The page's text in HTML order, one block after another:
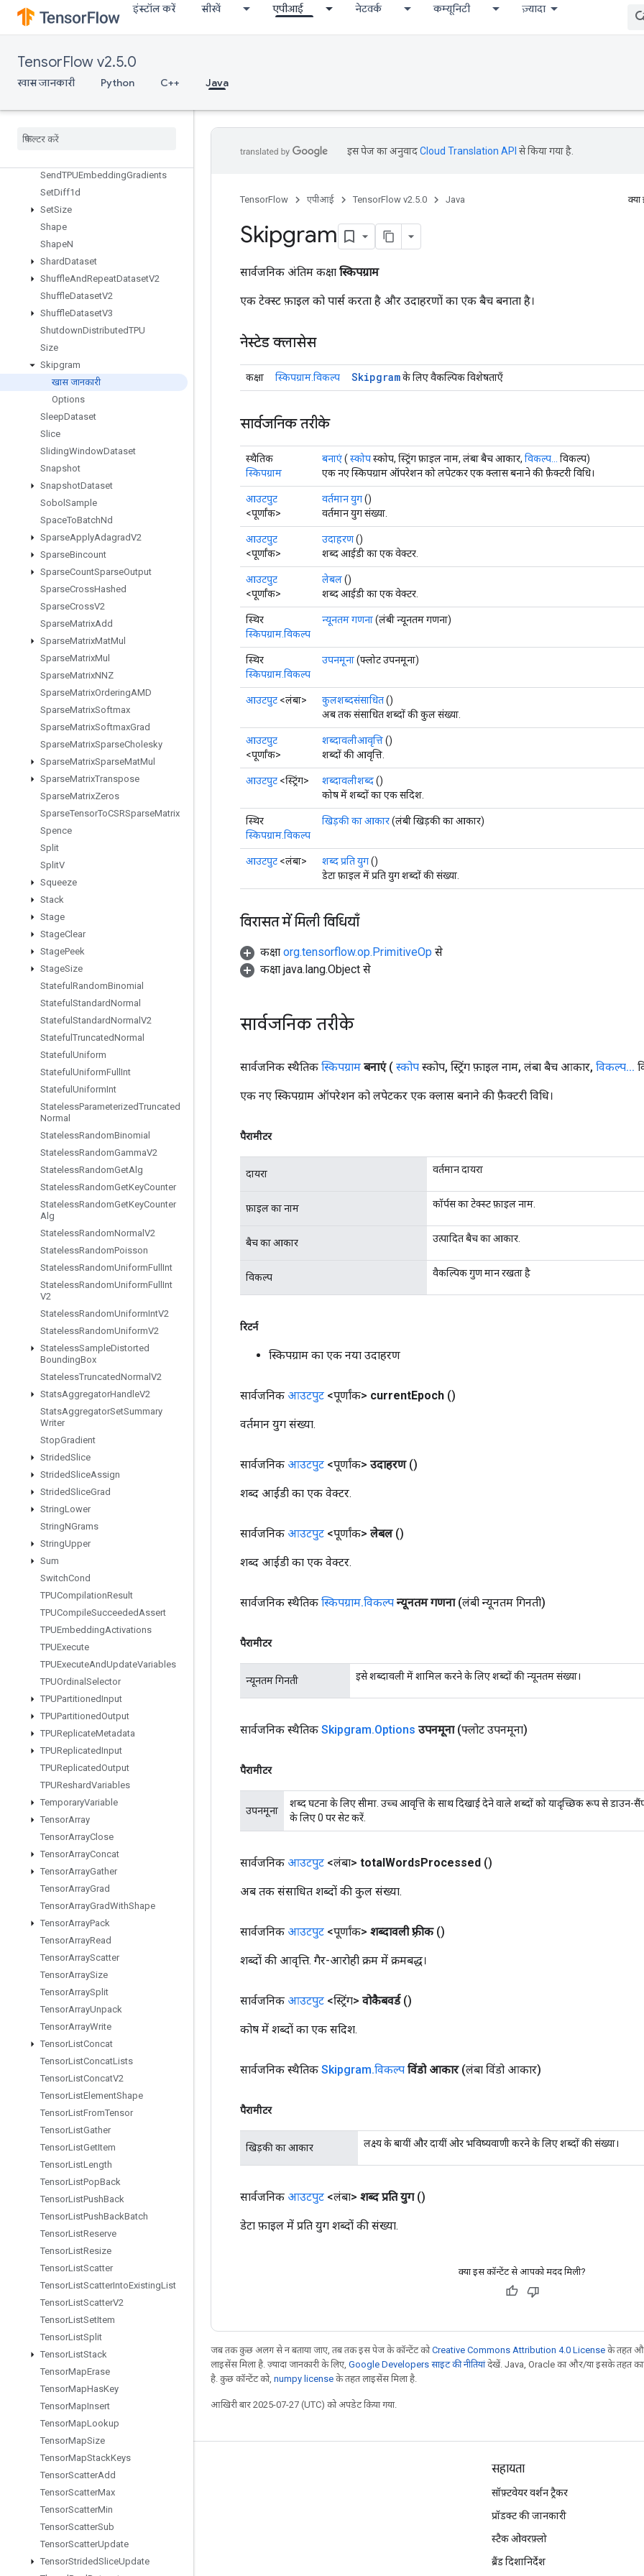
इंस्टॉल करें सीखें एपीआई नेटवर्क कम्यूनिटी ज़्यादा
TensorFlow v2.5.0
खास जानकारी Python C++ Java
ScatterNdMax
ScatterNdMin
ScatterNdNonAliasingAdd
Scatter Nd
Update
Select
SendTPUEmbeddingGradients
SetDiff1d
SetSize
Shape
ShapeN
ShardDataset
ShuffleAndRepeatDatasetV2
ShuffleDatasetV2
ShuffleDatasetV3
ShutdownDistributedTPU
Size
Skipgram
खास जानकारी
Options
SleepDataset
Slice
SlidingWindowDataset
Snapshot
SnapshotDataset
Sobol Sample
SpaceToBatchNd
SparseApplyAdagradV2
SparseBincount
SparseCountSparseOutput
SparseCrossHashed
SparseCrossV2
SparseMatrixAdd
SparseMatrixMatMul
SparseMatrixMul
SparseMatrixNNZ
SparseMatrixOrderingAMD
SparseMatrixSoftmax
SparseMatrixSoftmaxGrad
SparseMatrixSparseCholesky
SparseMatrixSparseMatMul
SparseMatrixTranspose
SparseMatrixZeros
SparseTensorToCSRSparseMatrix
Spence
Split
SplitV
Squeeze
Stack
Stage
StageClear
StagePeek
StageSize
Stateful RandomBinomial
Stateful StandardNormal
Stateful StandardNormal V2
Stateful TruncatedNormal
Stateful Uniform
Stateful UniformFull Int
Stateful UniformInt
StatelessParameterizedTruncated
Normal
StatelessRandomBinomial
StatelessRandomGammaV2
StatelessRandomGetAlg
StatelessRandomGetKeyCounter
StatelessRandomGetKeyCounter
Alg
StatelessRandomNormal V2
StatelessRandomPoisson
StatelessRandomUniformFull Int
StatelessRandomUniformFull Int
V2
StatelessRandomUniformIntV2
StatelessRandomUniformV2
StatelessSampleDistorted
BoundingBox
StatelessTruncatedNormal V2
StatsAggregatorHandleV2
StatsAggregatorSetSummary
Writer
StopGradient
StridedSlice
StridedSliceAssign
StridedSliceGrad
StringLower
StringNGrams
StringUpper
Sum
SwitchCond
TPUCompilationResult
TPUCompileSucceededAssert
TPUEmbeddingActivations
TPUExecute
TPUExecuteAndUpdateVariables
TPUOrdinal Selector
TPUPartitionedInput
TPUPartitionedOutput
TPUReplicateMetadata
TPUReplicatedInput
TPUReplicatedOutput
TPUReshardVariables
TemporaryVariable
TensorArray
TensorArrayClose
TensorArrayConcat
TensorArrayGather
TensorArrayGrad
TensorArrayGradWithShape
TensorArrayPack
TensorArrayRead
TensorArrayScatter
TensorArraySize
TensorArraySplit
TensorArrayUnpack
TensorArrayWrite
TensorListConcat
TensorListConcatLists
TensorListConcatV2
TensorListElementShape
TensorListFromTensor
TensorListGather
TensorListGetItem
TensorListLength
TensorListPopBack
TensorListPushBack
TensorListPushBackBatch
TensorListReserve
TensorListResize
TensorListScatter
TensorListScatterIntoExistingList
TensorListScatterV2
TensorListSetItem
TensorListSplit
TensorListStack
TensorMapErase
TensorMapHasKey
TensorMapInsert
TensorMapLookup
TensorMapSize
TensorMapStackKeys
TensorScatterAdd
TensorScatterMax
TensorScatterMin
TensorScatterSub
TensorScatterUpdate
TensorStridedSliceUpdate
इस पेज का अनुवादCloud Translation API से किया गया है.
TensorFlow एपीआई TensorFlow v2.5.0 Java
Skipgram
सार्वजनिक अंतिम कक्षा स्किपग्राम
एक टेक्स्ट फ़ाइल को पार्स करता है और उदाहरणों का एक बैच बनाता है।
नेस्टेड क्लासेस
कक्षा स्किपग्राम.विकल्प Skipgramके लिए वैकल्पिक विशेषताएँ
सार्वजनिक तरीके
स्थैतिक
स्किपग्राम
बनाएं( स्कोपस्कोप, स्ट्रिंग फ़ाइल नाम, लंबा बैच आकार, विकल्प...
विकल्प)
एक नए स्किपग्राम ऑपरेशन को लपेटकर एक क्लास बनाने की फ़ैक्टरी विधि।
आउटपुट
<पूर्णांक>
वर्तमान युग()
वर्तमान युग संख्या.
आउटपुट
<पूर्णांक>
उदाहरण()
शब्द आईडी का एक वेक्टर.
आउटपुट
<पूर्णांक>
लेबल()
शब्द आईडी का एक वेक्टर.
स्थिर
स्किपग्राम.विकल्प
न्यूनतम गणना(लंबी न्यूनतम गणना)
स्थिर
स्किपग्राम.विकल्प
उपनमूना(फ्लोट उपनमूना)
आउटपुट <लंबा> कुलशब्दसंसाधित()
अब तक संसाधित शब्दों की कुल संख्या.
आउटपुट
<पूर्णांक>
शब्दावलीआवृत्ति()
शब्दों की आवृत्ति.
आउटपुट <स्ट्रिंग> शब्दावलीशब्द()
कोष में शब्दों का एक सदिश.
स्थिर
स्किपग्राम.विकल्प
खिड़की का आकार(लंबी खिड़की का आकार)
आउटपुट <लंबा> शब्द प्रति युग()
डेटा फ़ाइल में प्रति युग शब्दों की संख्या.
विरासत में मिली विधियाँ
कक्षा org.tensorflow.op.PrimitiveOp से
कक्षा java.lang.Object से
सार्वजनिक तरीके
सार्वजनिक स्थैतिक स्किपग्राम बनाएं ( स्कोप स्कोप, स्ट्रिंग फ़ाइल नाम, लंबा बैच आकार, विकल्प...
एक नए स्किपग्राम ऑपरेशन को लपेटकर एक क्लास बनाने की फ़ैक्टरी विधि।
पैरामीटर
दायरा वर्तमान दायरा
फ़ाइल का नाम कॉर्पस का टेक्स्ट फ़ाइल नाम.
बैच का आकार उत्पादित बैच का आकार.
विकल्प वैकल्पिक गुण मान रखता है
रिटर्न
स्किपग्राम का एक नया उदाहरण
सार्वजनिक आउटपुट <पूर्णांक> currentEpoch ()
वर्तमान युग संख्या.
सार्वजनिक आउटपुट <पूर्णांक> उदाहरण ()
शब्द आईडी का एक वेक्टर.
सार्वजनिक आउटपुट <पूर्णांक> लेबल ()
शब्द आईडी का एक वेक्टर.
सार्वजनिक स्थैतिक स्किपग्राम.विकल्प न्यूनतम गणना (लंबी न्यूनतम गिनती)
पैरामीटर
न्यूनतम गिनती इसे शब्दावली में शामिल करने के लिए शब्दों की न्यूनतम संख्या।
सार्वजनिक स्थैतिक Skipgram.Options उपनमूना (फ्लोट उपनमूना)
पैरामीटर
उपनमूना
शब्द घटना के लिए सीमा. उच्च आवृत्ति के साथ दिखाई देने वाले शब्दों को यादृच्छिक रूप से डाउन-
के लिए 0 पर सेट करें.
सार्वजनिक आउटपुट <लंबा> totalWordsProcessed ()
अब तक संसाधित शब्दों की कुल संख्या.
सार्वजनिक आउटपुट <पूर्णांक> शब्दावली फ़्रीक ()
शब्दों की आवृत्ति. गैर-आरोही क्रम में क्रमबद्ध।
सार्वजनिक आउटपुट <स्ट्रिंग> वोकैबवर्ड ()
कोष में शब्दों का एक सदिश.
सार्वजनिक स्थैतिक Skipgram.विकल्प विंडो आकार (लंबा विंडो आकार)
पैरामीटर
खिड़की का आकार लक्ष्य के बायीं और दायीं ओर भविष्यवाणी करने के लिए शब्दों की संख्या।
सार्वजनिक आउटपुट <लंबा> शब्द प्रति युग ()
डेटा फ़ाइल में प्रति युग शब्दों की संख्या.
क्या इस कॉन्टेंट से आपको मदद मिली?
जब तक कुछ अलग से न बताया जाए, तब तक इस पेज के कॉन्टेंट कोCreative Commons Attribution 4.0 License के तहत
लाइसेंस मिला है. ज़्यादा जानकारी के लिए, Google Developers साइट की नीतियांदेखें. Java, Oracle का और/या इसके तहत काम
है. कुछ कॉन्टेंट को, numpy license के तहत लाइसेंस मिला है.
आखिरी बार 2025-07-27 (UTC) को अपडेट किया गया.
जुड़े रहें
GitHub
Twitter
सहायता
सॉफ़्टवेयर वर्शन ट्रैकर
प्रॉडक्ट की जानकारी
स्टैक ओवरफ़्लो
ब्रैंड दिशानिर्देश